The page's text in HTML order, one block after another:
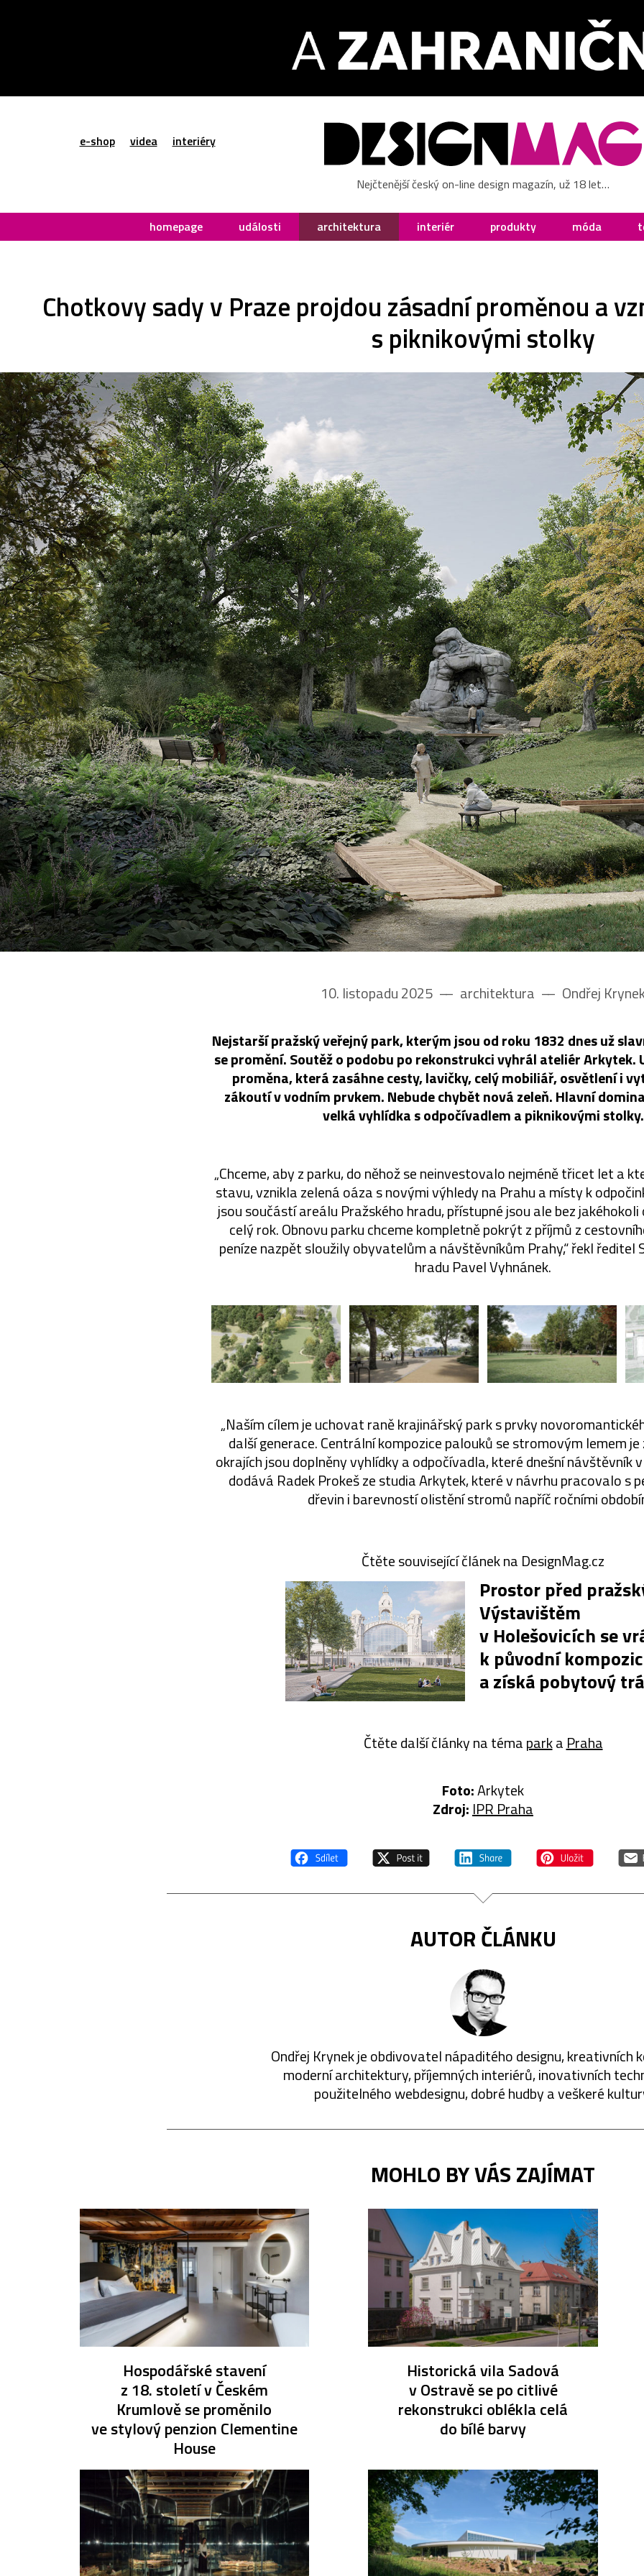
e-shop videa interiéry
Nejčtenější český on-line design magazín, už 18 let…
homepage události architektura interiér produkty móda
Chotkovy sady v Praze projdou zásadní proměnou a
s piknikovými stolky
10. listopadu 2025 –– architektura –– Ondřej
Nejstarší pražský veřejný park, kterým jsou od roku 1832 dnes už
se promění. Soutěž o podobu po rekonstrukci vyhrál ateliér Arkytek.
proměna, která zasáhne cesty, lavičky, celý mobiliář, osvětlení i
zákoutí v vodním prvkem. Nebude chybět nová zeleň. Hlavní
velká vyhlídka s odpočívadlem a piknikovými stolky.
„Chceme, aby z parku, do něhož se neinvestovalo nejméně třicet let a
stavu, vznikla zelená oáza s novými výhledy na Prahu a místy k
jsou součástí areálu Pražského hradu, přístupné jsou ale bez jakéhokoli
celý rok. Obnovu parku chceme kompletně pokrýt z příjmů z
peníze nazpět sloužily obyvatelům a návštěvníkům Prahy,“ řekl ředitel
hradu Pavel Vyhnánek.
„Naším cílem je uchovat raně krajinářský park s prvky
další generace. Centrální kompozice palouků se stromovým lemem
okrajích jsou doplněny vyhlídky a odpočívadla, které dnešní návštěvník
dodává Radek Prokeš ze studia Arkytek, které v návrhu pracovalo s
dřevin i barevností olistění stromů napříč ročními
Čtěte související článek na DesignMag.cz
Prostor před
Výstavištěm
v Holešovicích se
k původní
a získá pobytový
Čtěte další články na témaparka Praha
Foto:Arkytek
Zdroj: IPR Praha
AUTOR ČLÁNKU
Ondřej Krynek je obdivovatel nápaditého designu, kreativních
moderní architektury, příjemných interiérů, inovativních
použitelného webdesignu, dobré hudby a veškeré
MOHLO BY VÁS ZAJÍMAT
Hospodářské stavení
z 18. století v Českém
Krumlově se proměnilo
ve stylový penzion Clementine
House
Historická vila Sadová
v Ostravě se po citlivé
rekonstrukci oblékla celá
do bílé barvy